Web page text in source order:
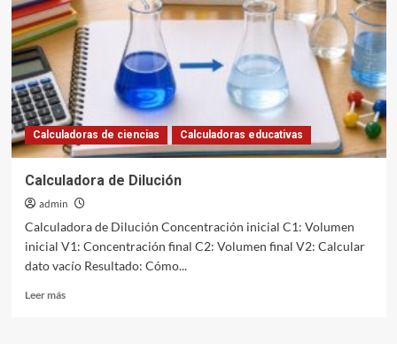
Calculadoras de ciencias Calculadoras educativas
Calculadora de Dilución
admin
Calculadora de Dilución Concentración inicial C1: Volumen
inicial V1: Concentración final C2: Volumen final V2: Calcular
dato vacío Resultado: Cómo...
Leer másLeer